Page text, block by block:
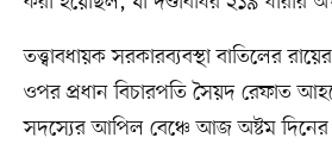
তত্ত্বাবধায়ক সরকারব্যবস্থা বাতিলের
ওপর প্রধান বিচারপতি সৈয়দ রেফাত
সদস্যের আপিল বেঞ্চে আজ অষ্টম